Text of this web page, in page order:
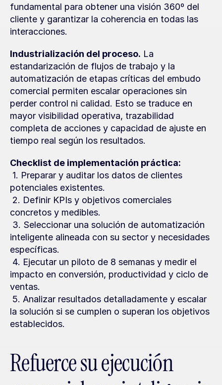
fundamental para obtener una visión 360º del
cliente y garantizar la coherencia en todas las
interacciones.
Industrialización del proceso. La
estandarización de flujos de trabajo y la
automatización de etapas críticas del embudo
comercial permiten escalar operaciones sin
perder control ni calidad. Esto se traduce en
mayor visibilidad operativa, trazabilidad
completa de acciones y capacidad de ajuste en
tiempo real según los resultados.
Checklist de implementación práctica:
potenciales existentes.
concretos y medibles.
inteligente alineada con su sector y necesidades
específicas.
impacto en conversión, productividad y ciclo de
ventas.
la solución si se cumplen o superan los objetivos
establecidos.
Refuerce su ejecución